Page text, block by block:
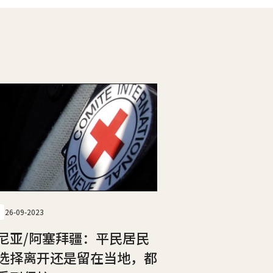
26-09-2023
亚/阿塞拜疆：平民居民
择离开还是留在当地，都